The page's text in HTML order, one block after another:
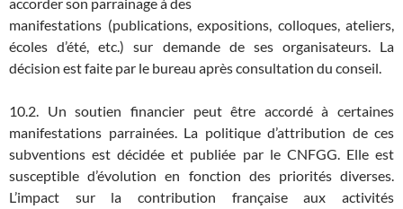
manifestations (publications, expositions, colloques, ateliers,
écoles d’été, etc.) sur demande de ses organisateurs. La
décision est faite par le bureau après consultation du conseil.
10.2. Un soutien financier peut être accordé à certaines
manifestations parrainées. La politique d’attribution de ces
subventions est décidée et publiée par le CNFGG. Elle est
susceptible d’évolution en fonction des priorités diverses.
L’impact sur la contribution française aux activités